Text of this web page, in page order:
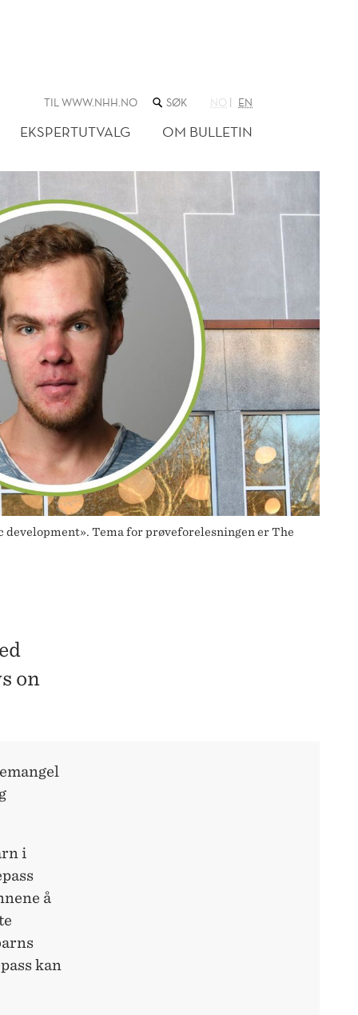
TIL WWW.NHH.NO SØK
NETTSTEDET
NO EN
EKSPERTUTVALG OM BULLETIN
development». Tema for prøveforelesningen er The
on
i
å
kan